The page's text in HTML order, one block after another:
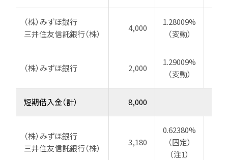
（株）みずほ銀行
三井住友信託銀行（株）
4,000
1.28009%
（変動）
（株）みずほ銀行 2,000
1.29009%
（変動）
短期借入金（計） 8,000
（株）みずほ銀行
三井住友信託銀行（株）
3,180
0.62380%
（固定）
（注1）